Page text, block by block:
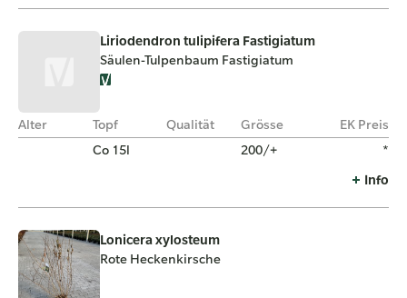
Liriodendron tulipifera Fastigiatum
Säulen-Tulpenbaum Fastigiatum
Alter Topf Qualität Grösse
EK Preis
Co 15l
200/+ *
Info
Lonicera xylosteum
Rote Heckenkirsche